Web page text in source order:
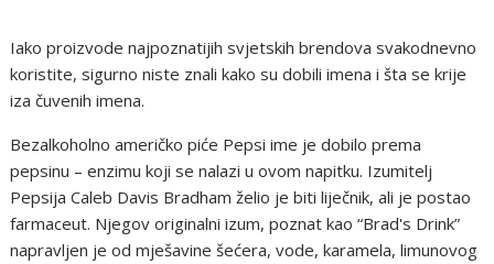
Iako proizvode najpoznatijih svjetskih brendova svakodnevno
koristite, sigurno niste znali kako su dobili imena i šta se krije
iza čuvenih imena.
Bezalkoholno američko piće Pepsi ime je dobilo prema
pepsinu – enzimu koji se nalazi u ovom napitku. Izumitelj
Pepsija Caleb Davis Bradham želio je biti liječnik, ali je postao
farmaceut. Njegov originalni izum, poznat kao “Brad's Drink”
napravljen je od mješavine šećera, vode, karamela, limunovog